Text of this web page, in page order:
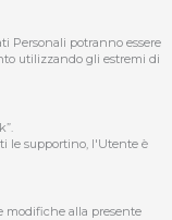
Personali potranno essere
utilizzando gli estremi di
le supportino, l'Utente è
modifiche alla presente